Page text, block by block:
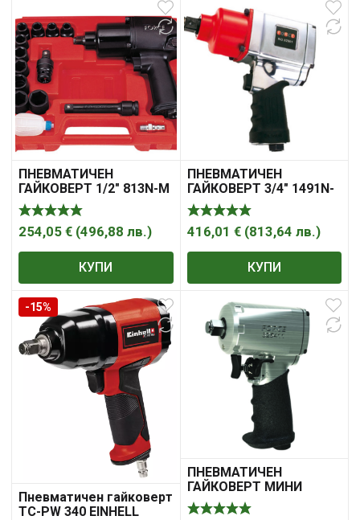
ПНЕВМАТИЧЕН
ГАЙКОВЕРТ 1/2″ 813N-M
С КОМПЛЕКТ ВЛОЖКИ
15 ЧАСТИ FORCE
254,05 € (496,88 лв.)
КУПИ
ПНЕВМАТИЧЕН
ГАЙКОВЕРТ 3/4″ 1491N-
M FORCE
416,01 € (813,64 лв.)
КУПИ
-15%
Пневматичен гайковерт
TC-PW 340 EINHELL
ПНЕВМАТИЧЕН
ГАЙКОВЕРТ МИНИ
SUPER DUTY 1/2 FORCE